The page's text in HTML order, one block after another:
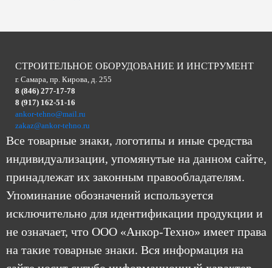
СТРОИТЕЛЬНОЕ ОБОРУДОВАНИЕ И ИНСТРУМЕНТ
г. Самара, пр. Кирова, д. 255
8 (846) 277-17-78
8 (917) 162-51-16
ankor-tehno@mail.ru
zakaz@ankor-tehno.ru
Все товарные знаки, логотипы и иные средства
индивидуализации, упомянутые на данном сайте,
принадлежат их законным правообладателям.
Упоминание обозначений используется
исключительно для идентификации продукции и
не означает, что ООО «Анкор-Техно» имеет права
на такие товарные знаки. Вся информация на